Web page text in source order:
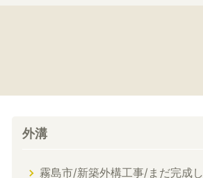
外溝
霧島市/新築外構工事/まだ完成し